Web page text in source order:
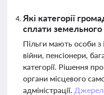
Які категорії
сплати земельного
Пільги мають особи з
війни, пенсіонери,
категорії. Рішення
органи місцевого
адміністрації.